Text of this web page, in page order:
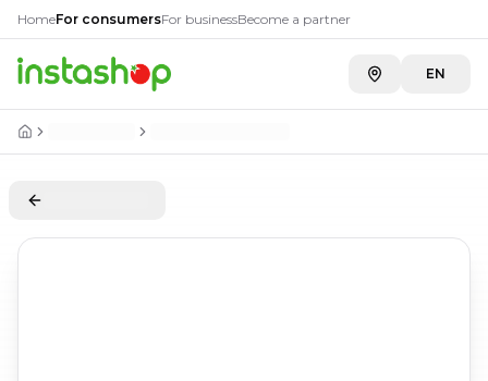
HomeFor consumersFor businessBecome a partner
EN